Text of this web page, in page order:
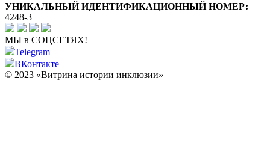
УНИКАЛЬНЫЙ ИДЕНТИФИКАЦИОННЫЙ НОМЕР:
4248-3
МЫ в СОЦСЕТЯХ!
Telegram
ВКонтакте
© 2023 «Витрина истории инклюзии»